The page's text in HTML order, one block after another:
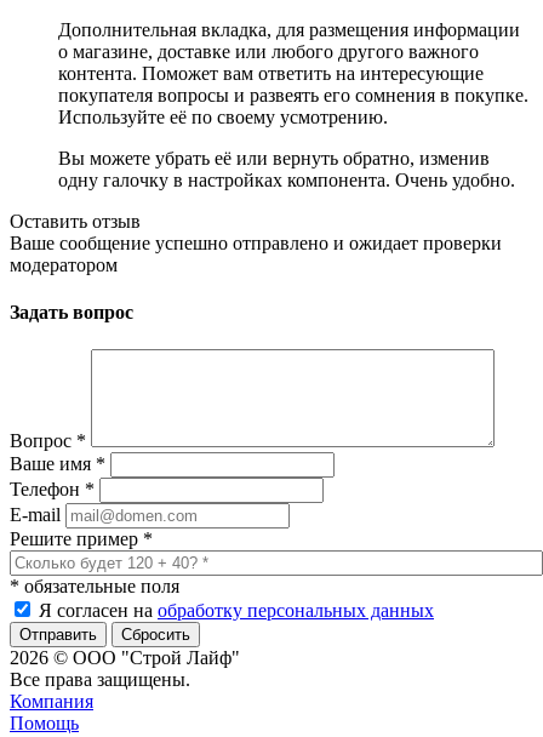
Дополнительная вкладка, для размещения информации
о магазине, доставке или любого другого важного
контента. Поможет вам ответить на интересующие
покупателя вопросы и развеять его сомнения в покупке.
Используйте её по своему усмотрению.
Вы можете убрать её или вернуть обратно, изменив
одну галочку в настройках компонента. Очень удобно.
Оставить отзыв
Ваше сообщение успешно отправлено и ожидает проверки
модератором
Задать вопрос
Вопрос *
Ваше имя *
Телефон *
E-mail
Решите пример *
* обязательные поля
Я согласен на обработку персональных данных
Сбросить
2026 © ООО "Строй Лайф"
Все права защищены.
Компания
Помощь